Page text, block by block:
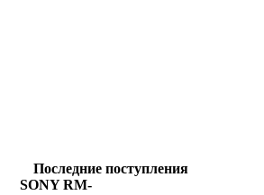
Последние поступления
SONY RM-